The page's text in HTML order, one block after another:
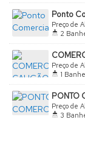
Ponto
Preço de
São
2
Preço de
São Paulo,
1
PONTO
Preço de
São
3